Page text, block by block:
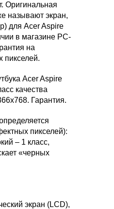
Оригинальная
называют экран,
для Acer Aspire
в магазине PC-
на
пикселей.
Acer Aspire
качества
Гарантия.
пикселей):
– 1 класс,
«черных
экран (LCD),